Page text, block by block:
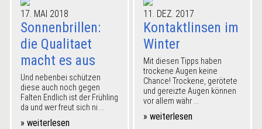
17. MAI 2018
Sonnenbrillen:
die Qualitaet
macht es aus
Und nebenbei schützen
diese auch noch gegen
Falten Endlich ist der Frühling
da und wer freut sich ni ...
» weiterlesen
11. DEZ. 2017
Kontaktlinsen im
Winter
Mit diesen Tipps haben
trockene Augen keine
Chance! Trockene, gerötete
und gereizte Augen können
vor allem währ ...
» weiterlesen